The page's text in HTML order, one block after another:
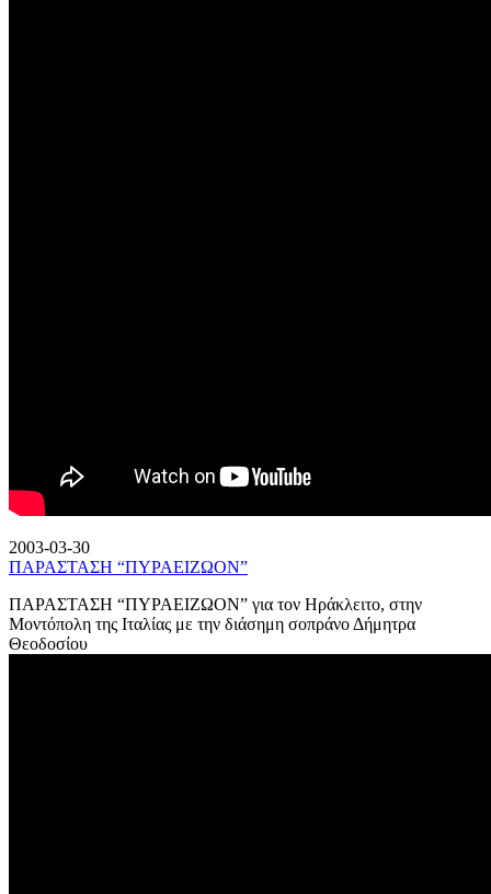
2003-03-30
ΠΑΡΑΣΤΑΣΗ “ΠΥΡΑΕΙΖΩΟΝ”
ΠΑΡΑΣΤΑΣΗ “ΠΥΡΑΕΙΖΩΟΝ” για τον Ηράκλειτο, στην
Μοντόπολη της Ιταλίας με την διάσημη σοπράνο Δήμητρα
Θεοδοσίου